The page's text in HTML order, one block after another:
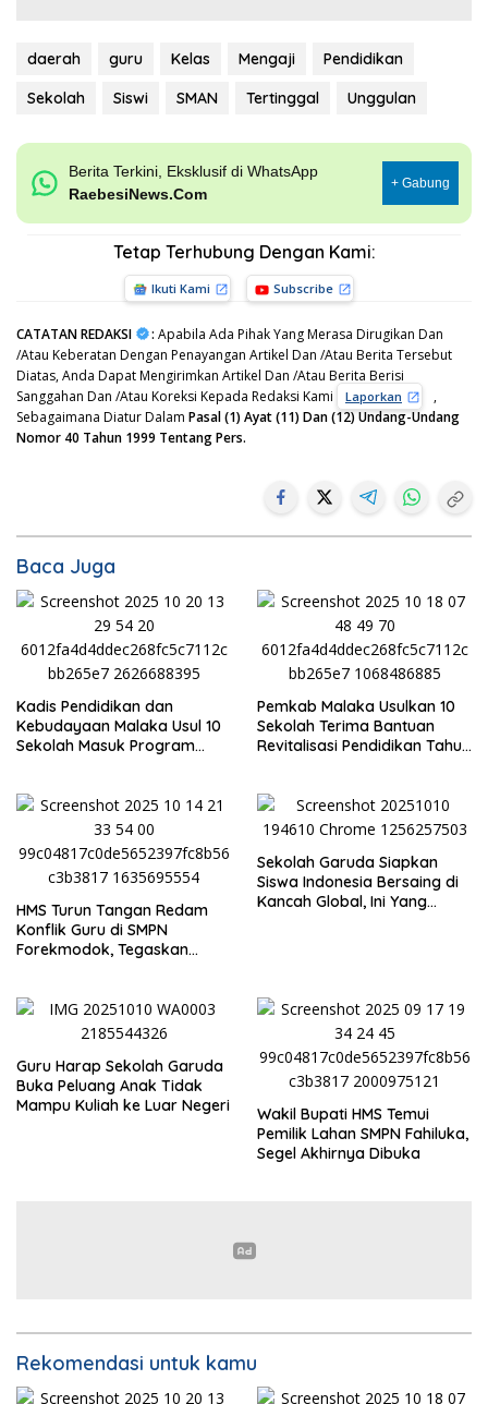
daerah guru Kelas Mengaji
Pendidikan
Sekolah
Siswi SMAN Tertinggal Unggulan
Berita Terkini, Eksklusif di WhatsApp
RaebesiNews.Com
+ Gabung
Tetap Terhubung Dengan Kami:
Ikuti Kami Subscribe
CATATAN REDAKSI : Apabila Ada Pihak Yang Merasa Dirugikan Dan
/Atau Keberatan Dengan Penayangan Artikel Dan /Atau Berita Tersebut
Diatas, Anda Dapat Mengirimkan Artikel Dan /Atau Berita Berisi
Sanggahan Dan /Atau Koreksi Kepada Redaksi Kami
Laporkan
,
Sebagaimana Diatur Dalam Pasal (1) Ayat (11) Dan (12) Undang-Undang
Nomor 40 Tahun 1999 Tentang Pers.
Baca Juga
Kadis Pendidikan dan
Kebudayaan Malaka Usul 10
Sekolah Masuk Program
Pemkab Malaka Usulkan 10
Sekolah Terima Bantuan
Revitalisasi Pendidikan Tahun
HMS Turun Tangan Redam
Konflik Guru di SMPN
Forekmodok, Tegaskan
Sekolah Garuda Siapkan
Siswa Indonesia Bersaing di
Kancah Global, Ini Yang
Guru Harap Sekolah Garuda
Buka Peluang Anak Tidak
Mampu Kuliah ke Luar Negeri
Wakil Bupati HMS Temui
Pemilik Lahan SMPN Fahiluka,
Segel Akhirnya Dibuka
Rekomendasi untuk kamu